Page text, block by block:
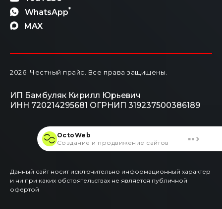
WhatsApp*
MAX
2026 . Честный прайс. Все права защищены.
ИП Бамбуляк Кирилл Юрьевич
ИНН 720214295681 ОГРНИП 319237500386189
Данный сайт носит исключительно информационный характер
и ни при каких обстоятельствах не является публичной
офертой
OctoWeb
Создание и продвижение сайтов